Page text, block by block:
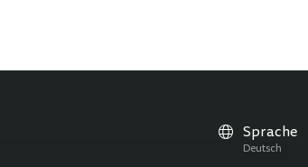
Sprache
Deutsch